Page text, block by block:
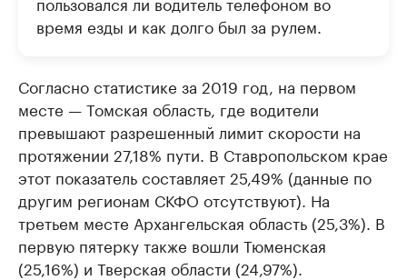
время езды и как долго был за рулем.
Согласно статистике за 2019 год, на первом
месте — Томская область, где водители
превышают разрешенный лимит скорости на
протяжении 27,18% пути. В Ставропольском крае
этот показатель составляет 25,49% (данные по
другим регионам СКФО отсутствуют). На
третьем месте Архангельская область (25,3%). В
первую пятерку также вошли Тюменская
(25,16%) и Тверская области (24,97%).